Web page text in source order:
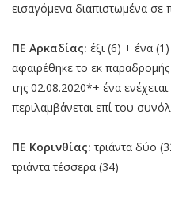
εισαγόμενα διαπιστωμένα
ΠΕ Αρκαδίας: έξι (6) + ένα
αφαιρέθηκε το εκ
της 02.08.2020*+ ένα
περιλαμβάνεται επί του
ΠΕ Κορινθίας: τριάντα δύο
τριάντα τέσσερα (34)